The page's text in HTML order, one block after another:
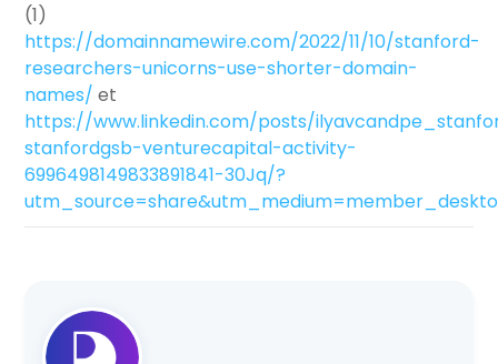
(1)
https://domainnamewire.com/2022/11/10/stanford-
researchers-unicorns-use-shorter-domain-
names/ et
https://www.linkedin.com/posts/
stanfordgsb-venturecapital-activity-
6996498149833891841-30Jq/?